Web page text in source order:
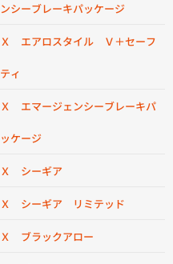
ンシーブレーキパッケージ
Ｘ エアロスタイル Ｖ＋セーフ
ティ
Ｘ エマージェンシーブレーキパ
ッケージ
Ｘ シーギア
Ｘ シーギア リミテッド
Ｘ ブラックアロー